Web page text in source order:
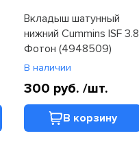
Вкладыш шатунный
нижний Cummins ISF 3.8
Фотон (4948509)
В наличии
300 руб./шт.
В корзину